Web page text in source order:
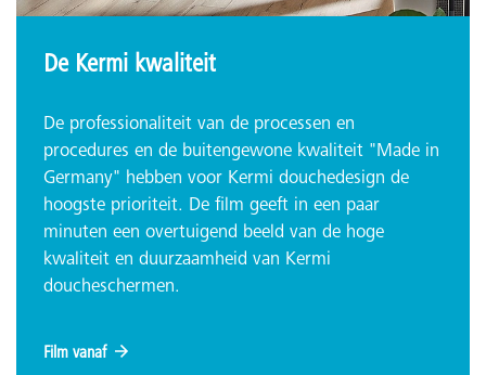
De Kermi kwaliteit
De professionaliteit van de processen en
procedures en de buitengewone kwaliteit "Made in
Germany" hebben voor Kermi douchedesign de
hoogste prioriteit. De film geeft in een paar
minuten een overtuigend beeld van de hoge
kwaliteit en duurzaamheid van Kermi
doucheschermen.
Film vanaf